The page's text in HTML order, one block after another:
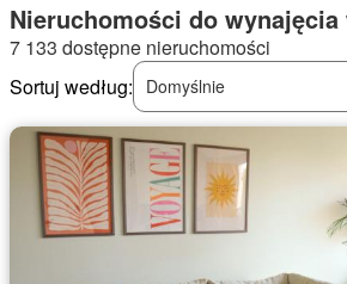
Nieruchomości do
7 133 dostępne nieruchomości
Sortuj według:
Domyślnie